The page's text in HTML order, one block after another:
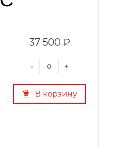
37 500 ₽
- +
В корзину